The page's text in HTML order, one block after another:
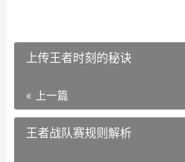
上传王者时刻的秘诀
« 上一篇
王者战队赛规则解析